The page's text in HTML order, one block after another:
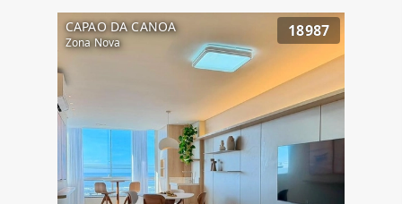
CAPAO DA CANOA
Zona Nova
18987